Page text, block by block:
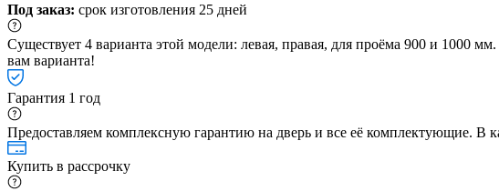
Под заказ: срок изготовления 25 дней
Существует 4 варианта этой модели: левая, правая, для проёма 900 и 1000
вам варианта!
Гарантия 1 год
Предоставляем комплексную гарантию на дверь и все её комплектующие. В
Купить в рассрочку